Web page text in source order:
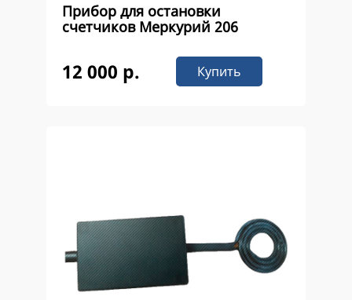
Прибор для остановки
счетчиков Меркурий 206
12 000 р. Купить